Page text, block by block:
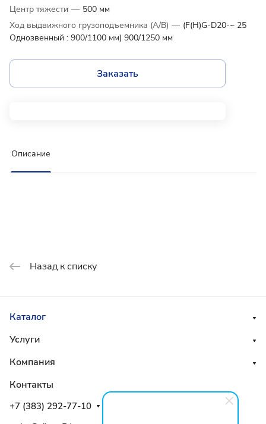
Центр тяжести — 500 мм
Ход выдвижного грузоподъемника (А/В) — (F(H)G-D20-~ 25
Однозвенный : 900/1100 мм) 900/1250 мм
Заказать
Описание
Назад к списку
Каталог
Услуги
Компания
Контакты
+7 (383) 292-77-10